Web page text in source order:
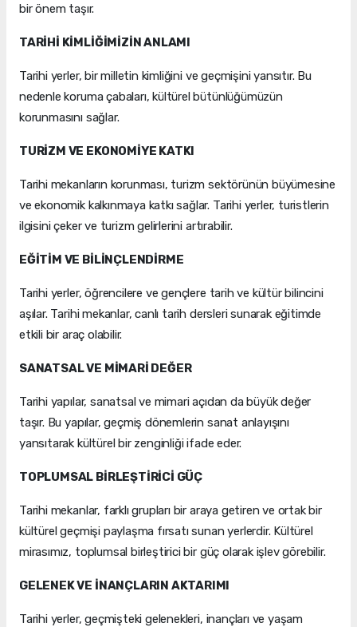
bir önem taşır.
TARİHİ KİMLİĞİMİZİN ANLAMI
Tarihi yerler, bir milletin kimliğini ve geçmişini yansıtır. Bu
nedenle koruma çabaları, kültürel bütünlüğümüzün
korunmasını sağlar.
TURİZM VE EKONOMİYE KATKI
Tarihi mekanların korunması, turizm sektörünün büyümesine
ve ekonomik kalkınmaya katkı sağlar. Tarihi yerler, turistlerin
ilgisini çeker ve turizm gelirlerini artırabilir.
EĞİTİM VE BİLİNÇLENDİRME
Tarihi yerler, öğrencilere ve gençlere tarih ve kültür bilincini
aşılar. Tarihi mekanlar, canlı tarih dersleri sunarak eğitimde
etkili bir araç olabilir.
SANATSAL VE MİMARİ DEĞER
Tarihi yapılar, sanatsal ve mimari açıdan da büyük değer
taşır. Bu yapılar, geçmiş dönemlerin sanat anlayışını
yansıtarak kültürel bir zenginliği ifade eder.
TOPLUMSAL BİRLEŞTİRİCİ GÜÇ
Tarihi mekanlar, farklı grupları bir araya getiren ve ortak bir
kültürel geçmişi paylaşma fırsatı sunan yerlerdir. Kültürel
mirasımız, toplumsal birleştirici bir güç olarak işlev görebilir.
GELENEK VE İNANÇLARIN AKTARIMI
Tarihi yerler, geçmişteki gelenekleri, inançları ve yaşam